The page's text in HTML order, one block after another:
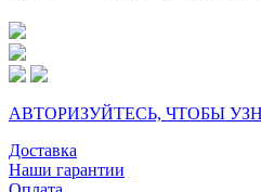
АВТОРИЗУЙТЕСЬ, ЧТОБЫ
Доставка
Наши гарантии